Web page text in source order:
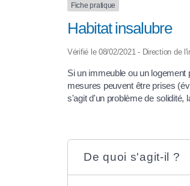
Fiche pratique
Habitat insalubre
Vérifié le 08/02/2021 - Direction de
Si un immeuble ou un
mesures peuvent être prises
s'agit d'un problème de solidité,
De quoi s'agit-il ?